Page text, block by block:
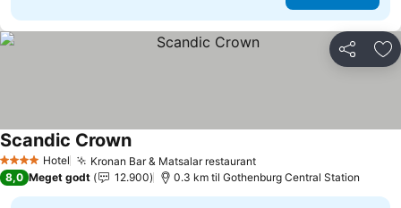
Del
4 StjernerHotel Kronan Bar & Matsalar restaurantSe priser
Scandic CrownSe priser
8,0 Meget godt 12.900 0.3 km til Gothenburg Central Station